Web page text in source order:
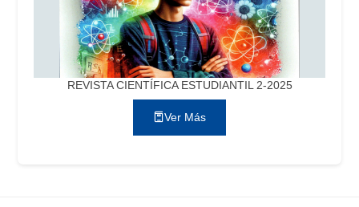
REVISTA CIENTÍFICA ESTUDIANTIL 2-2025
Ver Más